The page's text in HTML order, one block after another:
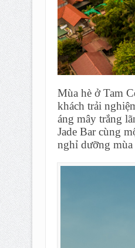
Mùa hè ở Tam
khách trải
áng mây trắng
Jade Bar cùng
nghỉ dưỡng mùa